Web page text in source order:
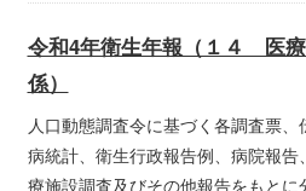
令和4年衛生年報（１４ 医
係）
人口動態調査令に基づく各調査票、
病統計、衛生行政報告例、病院報告
療施設調査及びその他報告をもとに